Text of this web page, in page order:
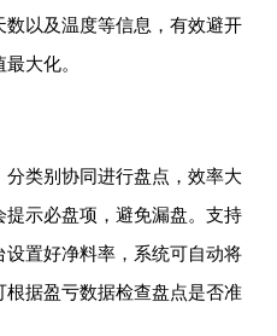
以及温度等信息，有效避开
大化。
类别协同进行盘点，效率大
示必盘项，避免漏盘。支持
置好净料率，系统可自动将
据盈亏数据检查盘点是否准